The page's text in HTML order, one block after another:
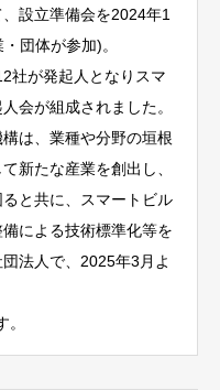
設立準備会を2024年1
団体が参加)。
社が発起人となりスマ
会が組成されました。
は、業種や分野の垣根
新たな産業を創出し、
と共に、スマートビル
による技術標準化等を
法人で、2025年3月よ